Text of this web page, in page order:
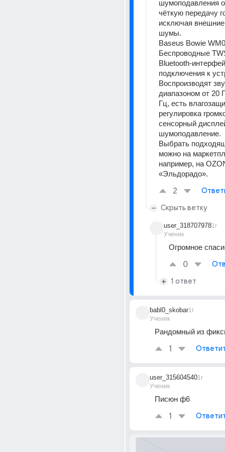
шумоподавления
чёткую передачу
исключая
шумы.
Baseus Bowie
Беспроводные
Bluetooth-
подключения к
Воспроизводят
диапазоном от 20
Гц, есть
регулировка
сенсорный
шумоподавление.
Выбрать
можно на
например, на
«Эльдорадо».
2
Скрыть ветку
user_318707978
Ученик
1г
Огромное
0
1 ответ
babl0_skobar
Ученик
1г
Рандомный из
1
user_315604540
Ученик
1г
Писюн ф6
1